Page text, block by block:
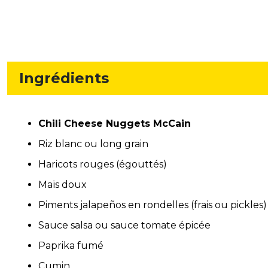
Ingrédients
Chili Cheese Nuggets McCain
Riz blanc ou long grain
Haricots rouges (égouttés)
Maïs doux
Piments jalapeños en rondelles (frais ou pickles)
Sauce salsa ou sauce tomate épicée
Paprika fumé
Cumin